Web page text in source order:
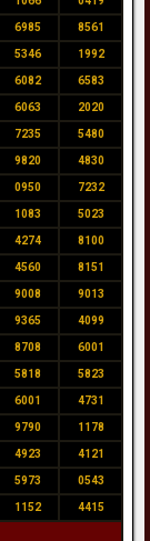
6985 8561
5346 1992
6082 6583
6063 2020
7235 5480
9820 4830
0950 7232
1083 5023
4274 8100
4560 8151
9008 9013
9365 4099
8708 6001
5818 5823
6001 4731
9790 1178
4923 4121
5973 0543
1152 4415